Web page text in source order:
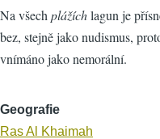
Na všech plážíchlagun je
bez, stejně jako nudismus,
vnímáno jako nemorální.
Geografie
Ras Al Khaimah